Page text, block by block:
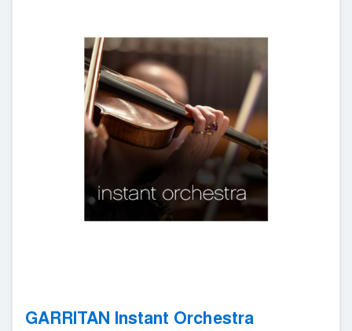
GARRITAN Instant Orchestra